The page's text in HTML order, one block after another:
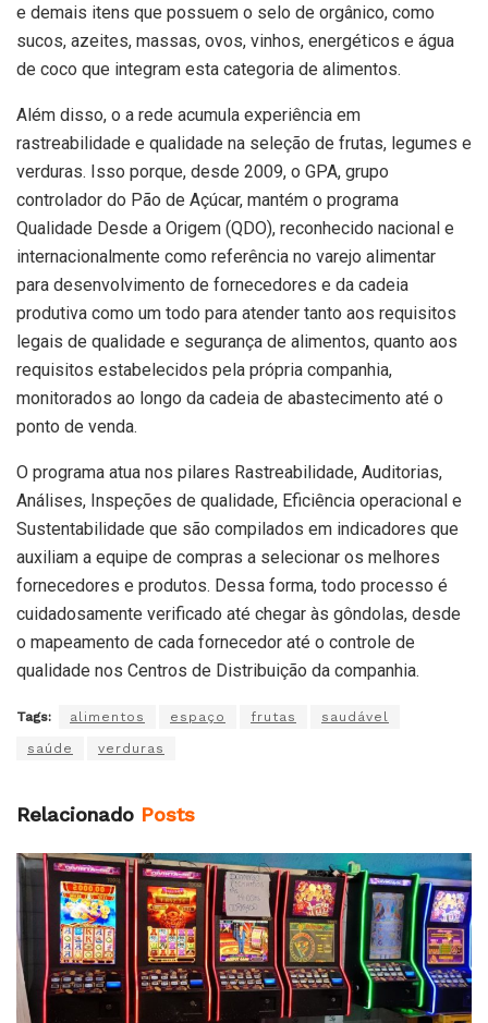
e demais itens que possuem o selo de orgânico, como
sucos, azeites, massas, ovos, vinhos, energéticos e água
de coco que integram esta categoria de alimentos.
Além disso, o a rede acumula experiência em
rastreabilidade e qualidade na seleção de frutas, legumes e
verduras. Isso porque, desde 2009, o GPA, grupo
controlador do Pão de Açúcar, mantém o programa
Qualidade Desde a Origem (QDO), reconhecido nacional e
internacionalmente como referência no varejo alimentar
para desenvolvimento de fornecedores e da cadeia
produtiva como um todo para atender tanto aos requisitos
legais de qualidade e segurança de alimentos, quanto aos
requisitos estabelecidos pela própria companhia,
monitorados ao longo da cadeia de abastecimento até o
ponto de venda.
O programa atua nos pilares Rastreabilidade, Auditorias,
Análises, Inspeções de qualidade, Eficiência operacional e
Sustentabilidade que são compilados em indicadores que
auxiliam a equipe de compras a selecionar os melhores
fornecedores e produtos. Dessa forma, todo processo é
cuidadosamente verificado até chegar às gôndolas, desde
o mapeamento de cada fornecedor até o controle de
qualidade nos Centros de Distribuição da companhia.
Tags: alimentos espaço frutas saudável
saúde verduras
Relacionado Posts